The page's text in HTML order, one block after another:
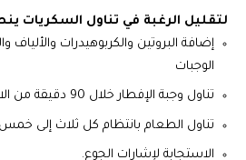
لتقليل الرغبة في تناول السكريات
إضافة البروتين والكربوهيدرات
الوجبات
تناول وجبة الإفطار خلال 90 دقيقة من الاستيقاظ
تناول الطعام بانتظام كل ثلاث إلى
الاستجابة لإشارات الجوع.